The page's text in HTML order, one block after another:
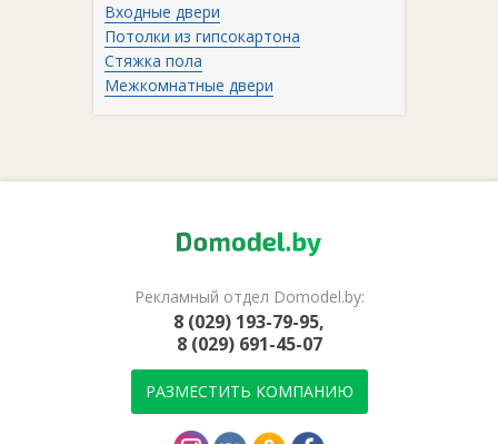
Входные двери
Потолки из гипсокартона
Стяжка пола
Межкомнатные двери
Рекламный отдел Domodel.by:
8 (029) 193-79-95,
8 (029) 691-45-07
РАЗМЕСТИТЬ КОМПАНИЮ